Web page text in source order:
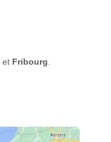
et Fribourg